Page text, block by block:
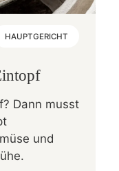
HAUPTGERICHT
Dann musst
und